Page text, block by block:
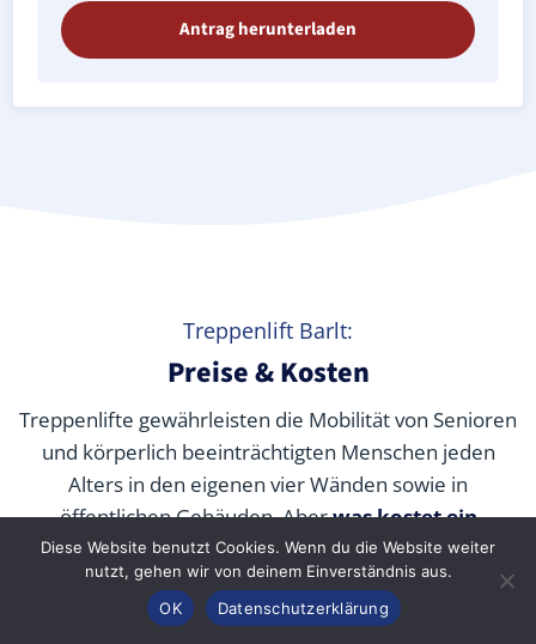
Antrag herunterladen
Treppenlift Barlt:
Preise & Kosten
Treppenlifte gewährleisten die Mobilität von Senioren
und körperlich beeinträchtigten Menschen jeden
Alters in den eigenen vier Wänden sowie in
öffentlichen Gebäuden. Aberwas kostet ein
Treppenlift wirklich? Wir verraten Ihnen die
durchschnittlichen Preise unserer Fachpartner je nach
Modell und wie Sie die Kosten durch Zuschüsse,
Konfigurator
Diese Website benutzt Cookies. Wenn du die Website weiter
nutzt, gehen wir von deinem Einverständnis aus.
OK
Datenschutzerklärung